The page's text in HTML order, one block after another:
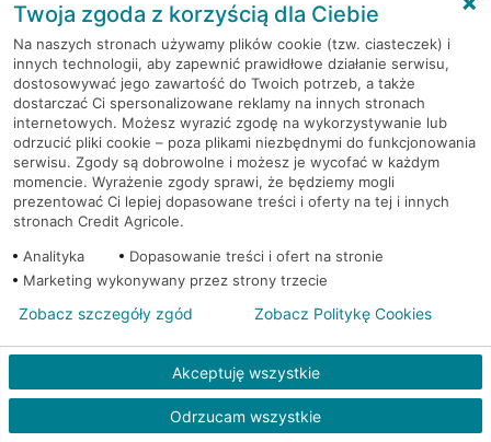
Kraków, ul. Wielicka 72 Bankomat (Euronet)
Kraków, ul. Wielicka 72 Bankomat (Euronet)
Kraków, ul. Wielicka 79 Bankomat (Euronet)
Kraków, ul. Wiślna 6 Bankomat (Euronet)
Kraków, ul. Włoska 2
Kraków, ul. Wrocławska 43A Bankomat (Euronet)
Kraków, ul. Wysłouchów 1 Bankomat (Euronet)
Kraków, ul. Zakopiańska 105 Bankomat (Euronet)
Twoja zgoda z korzyścią dla Ciebie
Na naszych stronach używamy plików cookie (tzw. ciasteczek) i
innych technologii, aby zapewnić prawidłowe działanie serwisu,
dostosowywać jego zawartość do Twoich potrzeb, a także
dostarczać Ci spersonalizowane reklamy na innych stronach
internetowych. Możesz wyrazić zgodę na wykorzystywanie lub
odrzucić pliki cookie – poza plikami niezbędnymi do funkcjonowania
serwisu. Zgody są dobrowolne i możesz je wycofać w każdym
momencie. Wyrażenie zgody sprawi, że będziemy mogli
prezentować Ci lepiej dopasowane treści i oferty na tej i innych
stronach Credit Agricole.
Analityka
Dopasowanie treści i ofert na stronie
Marketing wykonywany przez strony trzecie
Akceptuję wszystkie
Odrzucam wszystkie
Zobacz szczegóły zgód Zobacz Politykę Cookies